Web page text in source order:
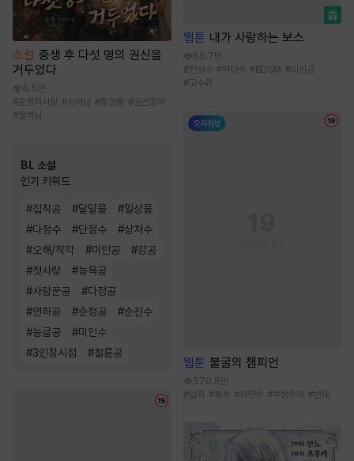
소설 중생 후 다섯 명의 권신을
거두었다
6.5만
#운명적사랑 #상처남 #동양풍 #권선징악
#철벽남
BL 소설
인기 키워드
#집착공 #달달물 #일상물
#다정수 #단정수 #상처수
#오해/착각 #미인공 #강공
#첫사랑 #능욕공
#사랑꾼공 #다정공
#연하공 #순정공 #순진수
#능글공 #미인수
#3인칭시점 #절륜공
웹툰 내가 사랑하는 보스
60.7만
#연상수 #떡대수 #BDSM #미인공
#고수위
웹툰 불굴의 챔피언
570.8만
#납치 #복수 #처연수 #후방주의 #변태